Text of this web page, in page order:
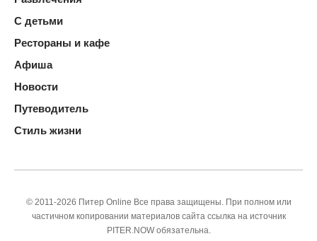
С детьми
Рестораны и кафе
Афиша
Новости
Путеводитель
Стиль жизни
© 2011-2026 Питер Online Все права защищены. При полном или
частичном копировании материалов сайта ссылка на источник
PITER.NOW обязательна.